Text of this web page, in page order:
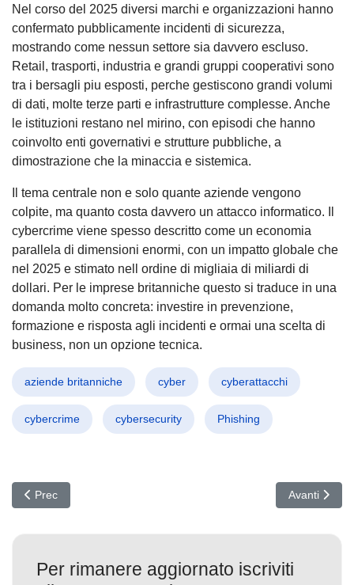
Nel corso del 2025 diversi marchi e organizzazioni hanno
confermato pubblicamente incidenti di sicurezza,
mostrando come nessun settore sia davvero escluso.
Retail, trasporti, industria e grandi gruppi cooperativi sono
tra i bersagli piu esposti, perche gestiscono grandi volumi
di dati, molte terze parti e infrastrutture complesse. Anche
le istituzioni restano nel mirino, con episodi che hanno
coinvolto enti governativi e strutture pubbliche, a
dimostrazione che la minaccia e sistemica.
Il tema centrale non e solo quante aziende vengono
colpite, ma quanto costa davvero un attacco informatico. Il
cybercrime viene spesso descritto come un economia
parallela di dimensioni enormi, con un impatto globale che
nel 2025 e stimato nell ordine di migliaia di miliardi di
dollari. Per le imprese britanniche questo si traduce in una
domanda molto concreta: investire in prevenzione,
formazione e risposta agli incidenti e ormai una scelta di
business, non un opzione tecnica.
aziende britanniche cyber cyberattacchi
cybercrime cybersecurity Phishing
Articolo precedente: MongoBleed su MongoDB: CVE-2025-
Prec Articolo
Avanti
Per rimanere aggiornato iscriviti